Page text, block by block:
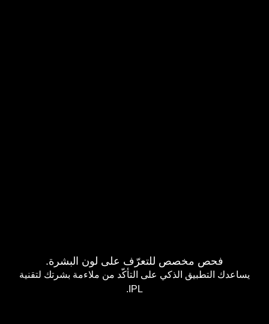
فحص مخصص للتعرّف على لون البشرة.
يساعدك التطبيق الذكي على التأكّد من ملاءمة بشرتك لتقنية
IPL.